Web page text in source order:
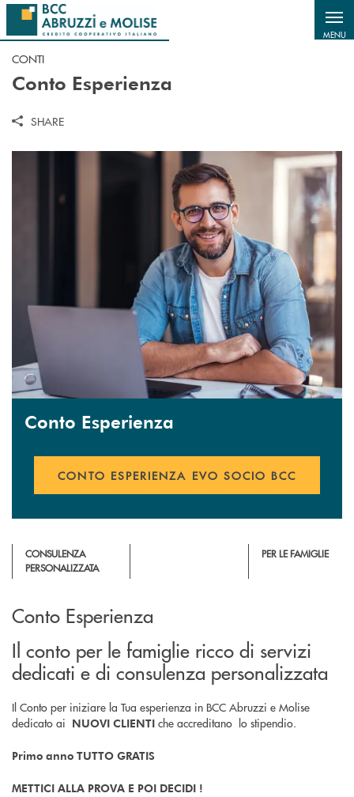
Salta al contenuto principale
MENU
CONTI
Conto Esperienza
SHARE
Conto Esperienza
CONTO ESPERIENZA EVO SOCIO BCC
CONSULENZA
PERSONALIZZATA
PER LE FAMIGLIE
Conto Esperienza
Il conto per le famiglie ricco di servizi
dedicati e di consulenza personalizzata
Il Conto per iniziare la Tua esperienza in BCC Abruzzi e Molise
dedicato ai NUOVI CLIENTI che accreditano lo stipendio.
Primo anno TUTTO GRATIS
METTICI ALLA PROVA E POI DECIDI !